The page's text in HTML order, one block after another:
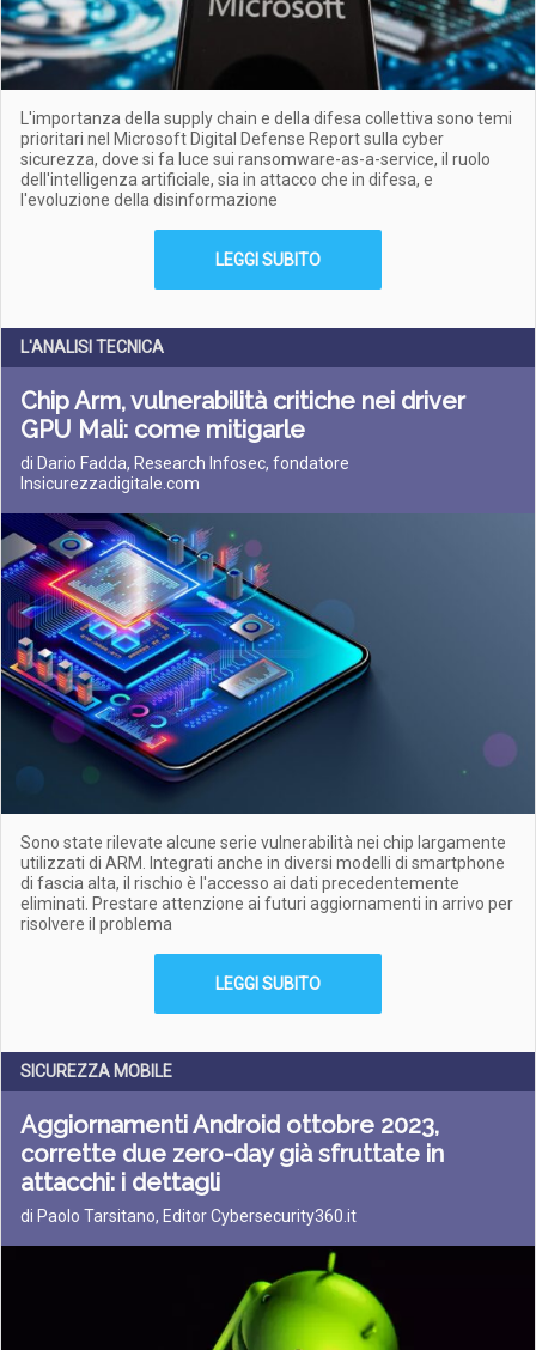
L'importanza della supply chain e della difesa collettiva sono temi
prioritari nel Microsoft Digital Defense Report sulla cyber
sicurezza, dove si fa luce sui ransomware-as-a-service, il ruolo
dell'intelligenza artificiale, sia in attacco che in difesa, e
l'evoluzione della disinformazione
LEGGI SUBITO
L'ANALISI TECNICA
Chip Arm, vulnerabilità critiche nei driver
GPU Mali: come mitigarle
di Dario Fadda, Research Infosec, fondatore
Insicurezzadigitale.com
Sono state rilevate alcune serie vulnerabilità nei chip largamente
utilizzati di ARM. Integrati anche in diversi modelli di smartphone
di fascia alta, il rischio è l'accesso ai dati precedentemente
eliminati. Prestare attenzione ai futuri aggiornamenti in arrivo per
risolvere il problema
LEGGI SUBITO
SICUREZZA MOBILE
Aggiornamenti Android ottobre 2023,
corrette due zero-day già sfruttate in
attacchi: i dettagli
di Paolo Tarsitano, Editor Cybersecurity360.it